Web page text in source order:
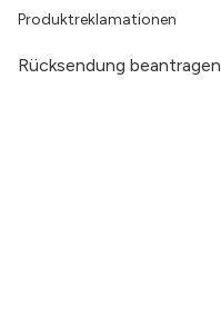
Produktreklamationen
Rücksendung beantragen